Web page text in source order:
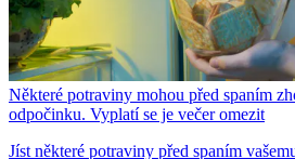
Některé potraviny mohou před spaním
odpočinku. Vyplatí se je večer omezit
Jíst některé potraviny před spaním